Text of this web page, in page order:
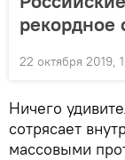
рекордное
22 октября 2019,
Ничего
сотрясает
массовыми